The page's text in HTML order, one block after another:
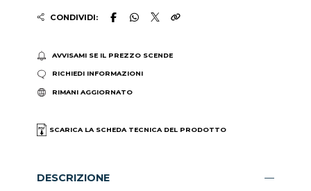
CONDIVIDI:
AVVISAMI SE IL PREZZO SCENDE
RICHIEDI INFORMAZIONI
RIMANI AGGIORNATO
SCARICA LA SCHEDA TECNICA DEL PRODOTTO
DESCRIZIONE